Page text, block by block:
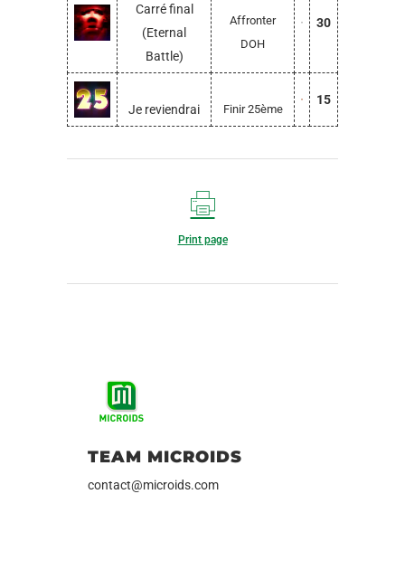
Carré final
(Eternal
Battle)
Affronter
DOH
30
Je reviendrai Finir 25ème
15
Print page
TEAM MICROIDS
contact@microids.com